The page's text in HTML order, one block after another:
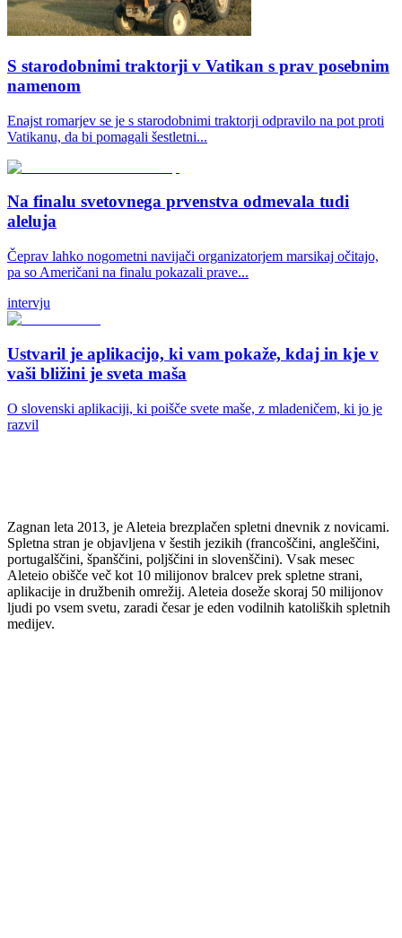
S starodobnimi traktorji v Vatikan s prav posebnim
namenom
Enajst romarjev se je s starodobnimi traktorji odpravilo na pot proti
Vatikanu, da bi pomagali šestletni...
Na finalu svetovnega prvenstva odmevala tudi
aleluja
Čeprav lahko nogometni navijači organizatorjem marsikaj očitajo,
pa so Američani na finalu pokazali prave...
intervju
Ustvaril je aplikacijo, ki vam pokaže, kdaj in kje v
vaši bližini je sveta maša
O slovenski aplikaciji, ki poišče svete maše, z mladeničem, ki jo je
razvil
Zagnan leta 2013, je Aleteia brezplačen spletni dnevnik z novicami.
Spletna stran je objavljena v šestih jezikih (francoščini, angleščini,
portugalščini, španščini, poljščini in slovenščini). Vsak mesec
Aleteio obišče več kot 10 milijonov bralcev prek spletne strani,
aplikacije in družbenih omrežij. Aleteia doseže skoraj 50 milijonov
ljudi po vsem svetu, zaradi česar je eden vodilnih katoliških spletnih
medijev.